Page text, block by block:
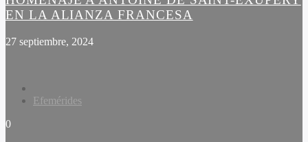
EN LA ALIANZA FRANCESA
27 septiembre, 2024
Efemérides
0